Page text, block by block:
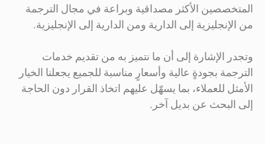
المتخصصين الأكثر مصداقية وبراعة في مجال الترجمة
من الإنجليزية إلى الدارية ومن الدارية إلى الإنجليزية.
وتجدر الإشارة إلى أن ما نتميز به من تقديم خدمات
الترجمة بجودةٍ عالية وأسعارٍ مناسبة للجميع يجعلنا الخيار
الأمثل للعملاء، بما يسهّل عليهم اتخاذ القرار دون الحاجة
إلى البحث عن بديل آخر.